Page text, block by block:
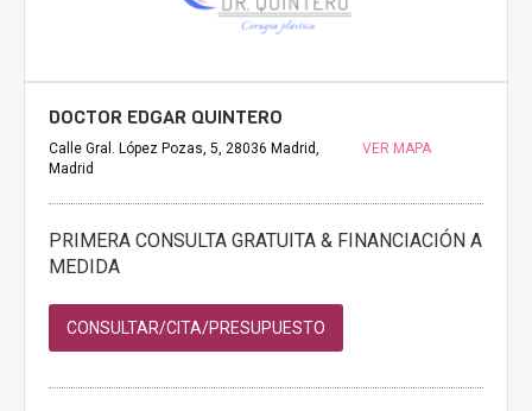
DOCTOR EDGAR QUINTERO
Calle Gral. López Pozas, 5, 28036 Madrid,
Madrid
VER MAPA
PRIMERA CONSULTA GRATUITA & FINANCIACIÓN A
MEDIDA
CONSULTAR/CITA/PRESUPUESTO